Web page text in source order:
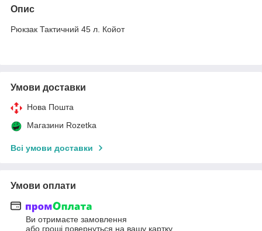
Опис
Рюкзак Тактичний 45 л. Койот
Умови доставки
Нова Пошта
Магазини Rozetka
Всі умови доставки
Умови оплати
Ви отримаєте замовлення
або гроші повернуться на вашу картку